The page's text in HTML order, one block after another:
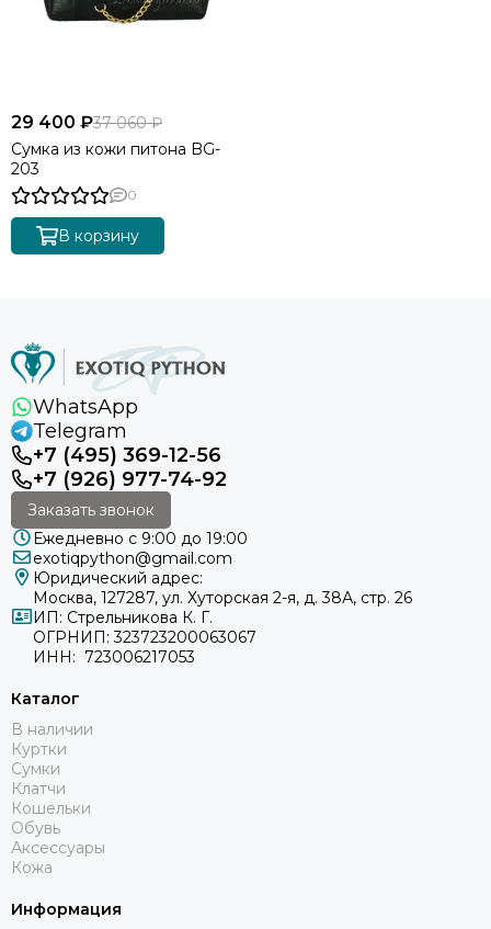
29 400 ₽37 060 ₽
Сумка из кожи питона BG-
203
0
В корзину
WhatsApp
Telegram
+7 (495) 369-12-56
+7 (926) 977-74-92
Заказать звонок
Ежедневно с 9:00 до 19:00
exotiqpython@gmail.com
Юридический адрес:
Москва, 127287, ул. Хуторская 2-я, д. 38А, стр. 26
ИП: Стрельникова К. Г.
ОГРНИП: 323723200063067
ИНН: 723006217053
Каталог
В наличии
Куртки
Сумки
Клатчи
Кошельки
Обувь
Аксессуары
Кожа
Информация